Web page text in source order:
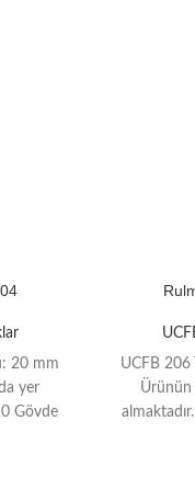
20 mm
yer
Gövde
UCFB 206
Ürünün